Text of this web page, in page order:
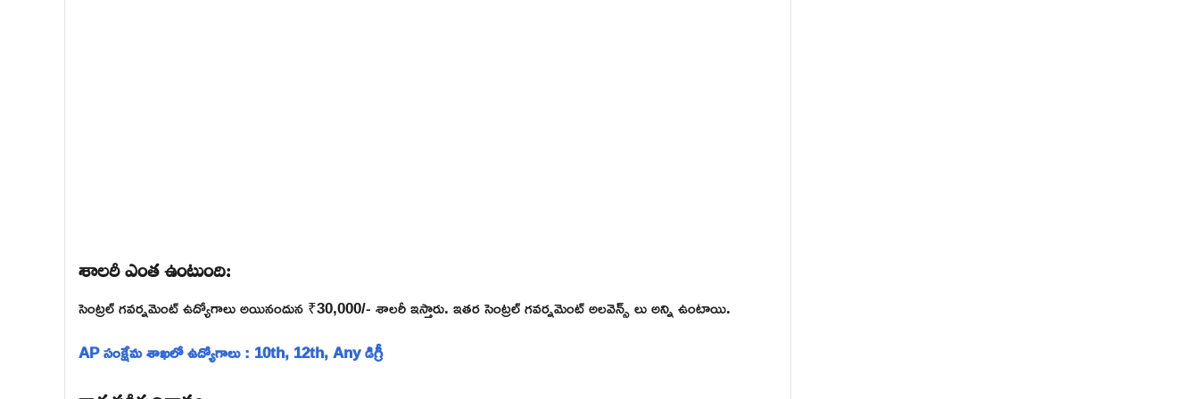
శాలరీ ఎంత ఉంటుంది:
సెంట్రల్ గవర్నమెంట్ ఉద్యోగాలు అయినందున ₹30,000/- శాలరీ ఇస్తారు. ఇతర సెంట్రల్ గవర్నమెంట్ అలవెన్స్ లు అన్ని ఉంటాయి.
AP సంక్షేమ శాఖలో ఉద్యోగాలు : 10th, 12th, Any డిగ్రీ